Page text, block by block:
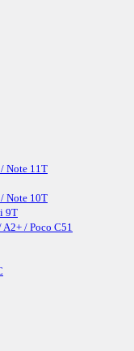
Note 11T
Note 10T
9T
/ Poco C51